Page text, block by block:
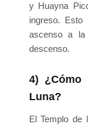
y Huayna
ingreso.
ascenso a
descenso.
4)
Luna?
El Templo de